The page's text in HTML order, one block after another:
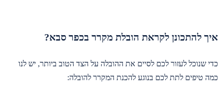
איך להתכונן לקראת הובלת מקרר בכפר סבא?
כדי שנוכל לעזור לכם לסיים את ההובלה על הצד הטוב ביותר, יש לנו
כמה טיפים לתת לכם בנוגע להכנת המקרר להובלה: